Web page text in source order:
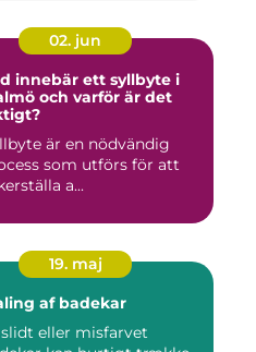
02. jun
innebär ett syllbyte i
och varför är det
är en nödvändig
som utförs för att
a...
19. maj
af badekar
eller misfarvet